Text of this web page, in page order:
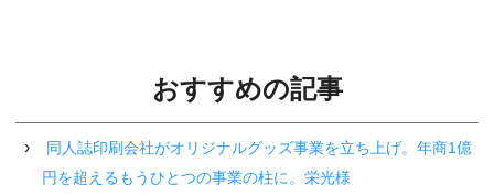
おすすめの記事
同人誌印刷会社がオリジナルグッズ事業を立ち上げ。年商1億
円を超えるもうひとつの事業の柱に。栄光様